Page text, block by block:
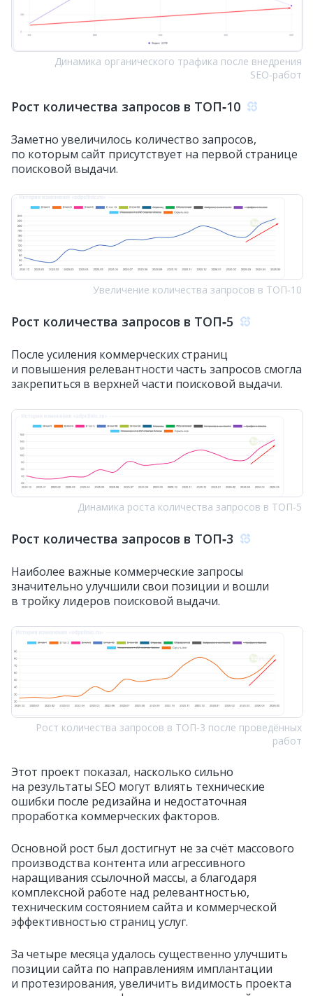
Динамика органического трафика после внедрения
SEO‑работ
Рост количества запросов в ТОП‑10
Заметно увеличилось количество запросов,
по которым сайт присутствует на первой странице
поисковой выдачи.
Увеличение количества запросов в ТОП‑10
Рост количества запросов в ТОП‑5
После усиления коммерческих страниц
и повышения релевантности часть запросов смогла
закрепиться в верхней части поисковой выдачи.
Динамика роста количества запросов в ТОП‑5
Рост количества запросов в ТОП‑3
Наиболее важные коммерческие запросы
значительно улучшили свои позиции и вошли
в тройку лидеров поисковой выдачи.
Рост количества запросов в ТОП‑3 после проведённых
работ
Этот проект показал, насколько сильно
на результаты SEO могут влиять технические
ошибки после редизайна и недостаточная
проработка коммерческих факторов.
Основной рост был достигнут не за счёт массового
производства контента или агрессивного
наращивания ссылочной массы, а благодаря
комплексной работе над релевантностью,
техническим состоянием сайта и коммерческой
эффективностью страниц услуг.
За четыре месяца удалось существенно улучшить
позиции сайта по направлениям имплантации
и протезирования, увеличить видимость проекта